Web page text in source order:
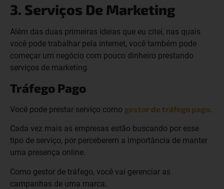
3. Serviços De Marketing
Além das duas primeiras ideias que eu citei, nas quais
você pode trabalhar pela internet, você também pode
começar um negócio com pouco dinheiro prestando
serviços de marketing.
Tráfego Pago
Você pode prestar serviço como gestor de tráfego pago
Cada vez mais as empresas estão buscando por esse
tipo de serviço, por perceberem a importância de manter
uma presença online.
Como gestor de tráfego, você vai gerenciar as
campanhas de uma marca.